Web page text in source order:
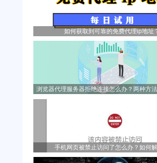
如何获取到可靠的免费代理ip地址
浏览器代理服务器拒绝连接怎么办？两种方
手机网页被禁止访问了怎么办？如何